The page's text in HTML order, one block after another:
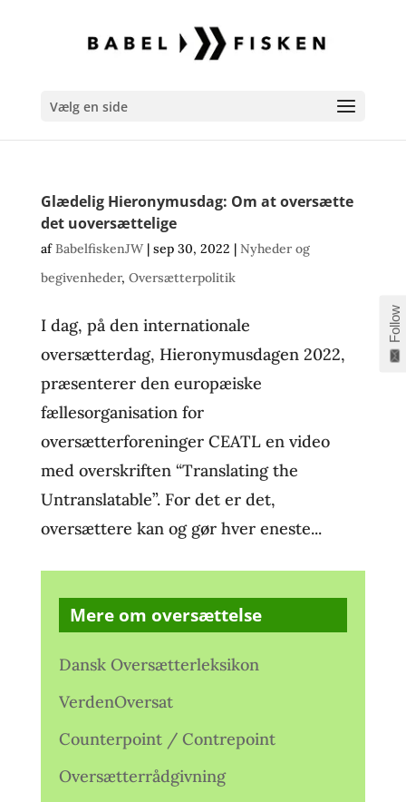
Vælg en side
Glædelig Hieronymusdag: Om at oversætte
det uoversættelige
afBabelfiskenJW| sep 30, 2022 | Nyheder og
begivenheder, Oversætterpolitik
I dag, på den internationale
oversætterdag, Hieronymusdagen 2022,
præsenterer den europæiske
fællesorganisation for
oversætterforeninger CEATL en video
med overskriften “Translating the
Untranslatable”. For det er det,
oversættere kan og gør hver eneste...
Mere om oversættelse
Dansk Oversætterleksikon
VerdenOversat
Counterpoint / Contrepoint
Oversætterrådgivning
Follow